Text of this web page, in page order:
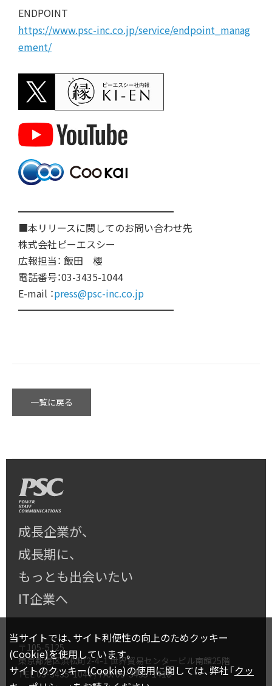
ENDPOINT
https://www.psc-inc.co.jp/service/endpoint_manag
ement/
━━━━━━━━━━━━━━━━
■本リリースに関してのお問い合わせ先
株式会社ピーエスシー
広報担当： 飯田 櫻
電話番号：03-3435-1044
E-mail ：press@psc-inc.co.jp
━━━━━━━━━━━━━━━━
一覧に戻る
成長企業が、
成長期に、
もっとも出会いたい
IT企業へ
〒105-5125
東京都港区浜松町2-4-1 世界貿易センタービル南館25階
TEL03-3435-1044/ FAX 03-3435-1418
当サイトでは、サイト利便性の向上のためクッキー
(Cookie)を使用しています。
サイトのクッキー(Cookie)の使用に関しては、弊社「クッ